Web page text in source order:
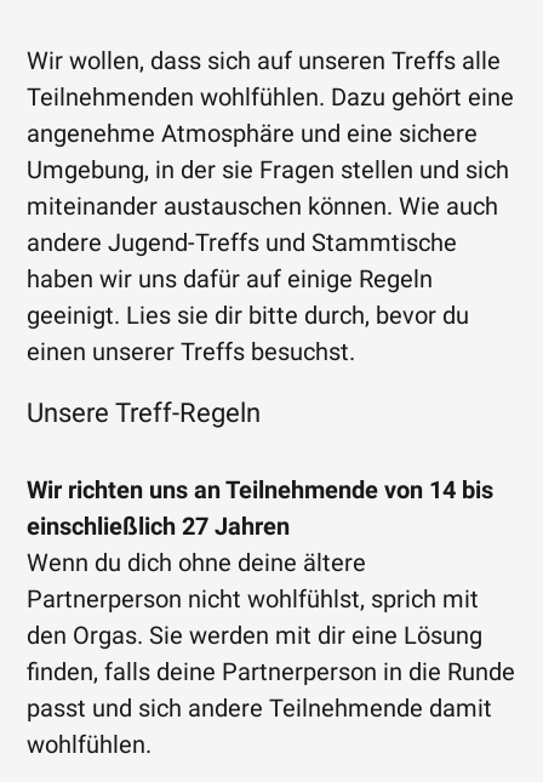
Wir wollen, dass sich auf unseren Treffs alle
Teilnehmenden wohlfühlen. Dazu gehört eine
angenehme Atmosphäre und eine sichere
Umgebung, in der sie Fragen stellen und sich
miteinander austauschen können. Wie auch
andere Jugend-Treffs und Stammtische
haben wir uns dafür auf einige Regeln
geeinigt. Lies sie dir bitte durch, bevor du
einen unserer Treffs besuchst.
Unsere Treff-Regeln
Wir richten uns an Teilnehmende von 14 bis
einschließlich 27 Jahren
Wenn du dich ohne deine ältere
Partnerperson nicht wohlfühlst, sprich mit
den Orgas. Sie werden mit dir eine Lösung
finden, falls deine Partnerperson in die Runde
passt und sich andere Teilnehmende damit
wohlfühlen.